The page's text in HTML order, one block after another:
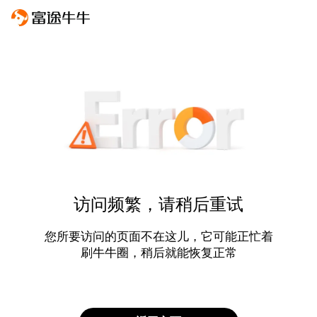
访问频繁，请稍后重试
您所要访问的页面不在这儿，它可能正忙着
刷牛牛圈，稍后就能恢复正常